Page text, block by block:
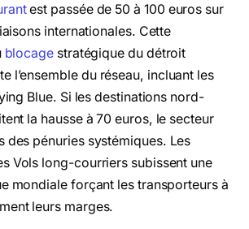
est passée de 50 à 100 euros sur
internationales. Cette
blocage stratégique du détroit
l’ensemble du réseau, incluant les
Blue. Si les destinations nord-
la hausse à 70 euros, le secteur
des pénuries systémiques. Les
Vols long-courriers subissent une
mondiale forçant les transporteurs à
leurs marges.